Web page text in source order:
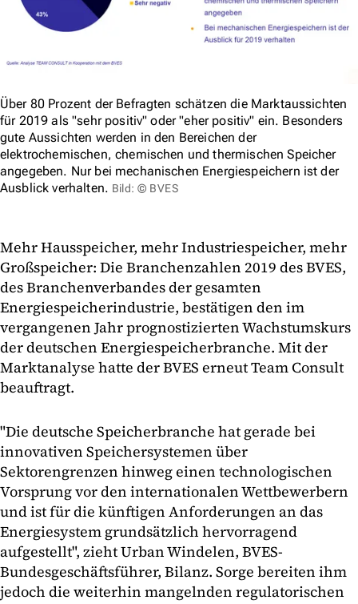
Über 80 Prozent der Befragten schätzen die Marktaussichten
für 2019 als "sehr positiv" oder "eher positiv" ein. Besonders
gute Aussichten werden in den Bereichen der
elektrochemischen, chemischen und thermischen Speicher
angegeben. Nur bei mechanischen Energiespeichern ist der
Ausblick verhalten. Bild: © BVES
Mehr Hausspeicher, mehr Industriespeicher, mehr
Großspeicher: Die Branchenzahlen 2019 des BVES,
des Branchenverbandes der gesamten
Energiespeicherindustrie, bestätigen den im
vergangenen Jahr prognostizierten Wachstumskurs
der deutschen Energiespeicherbranche. Mit der
Marktanalyse hatte der BVES erneut Team Consult
beauftragt.
"Die deutsche Speicherbranche hat gerade bei
innovativen Speichersystemen über
Sektorengrenzen hinweg einen technologischen
Vorsprung vor den internationalen Wettbewerbern
und ist für die künftigen Anforderungen an das
Energiesystem grundsätzlich hervorragend
aufgestellt", zieht Urban Windelen, BVES-
Bundesgeschäftsführer, Bilanz. Sorge bereiten ihm
jedoch die weiterhin mangelnden regulatorischen